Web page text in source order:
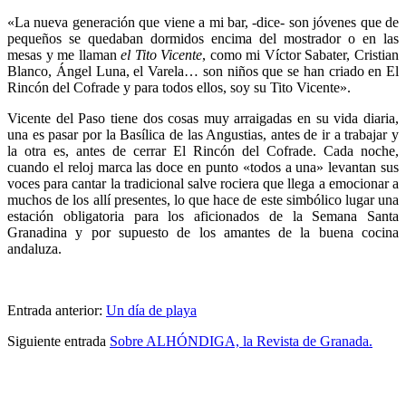
«La nueva generación que viene a mi bar, -dice- son jóvenes que de
pequeños se quedaban dormidos encima del mostrador o en las
mesas y me llamanel Tito Vicente, como mi Víctor Sabater, Cristian
Blanco, Ángel Luna, el Varela… son niños que se han criado en El
Rincón del Cofrade y para todos ellos, soy su Tito Vicente».
Vicente del Paso tiene dos cosas muy arraigadas en su vida diaria,
una es pasar por la Basílica de las Angustias, antes de ir a trabajar y
la otra es, antes de cerrar El Rincón del Cofrade. Cada noche,
cuando el reloj marca las doce en punto «todos a una» levantan sus
voces para cantar la tradicional salve rociera que llega a emocionar a
muchos de los allí presentes, lo que hace de este simbólico lugar una
estación obligatoria para los aficionados de la Semana Santa
Granadina y por supuesto de los amantes de la buena cocina
andaluza.
Entrada anterior: Un día de playa
Siguiente entrada Sobre ALHÓNDIGA, la Revista de Granada.